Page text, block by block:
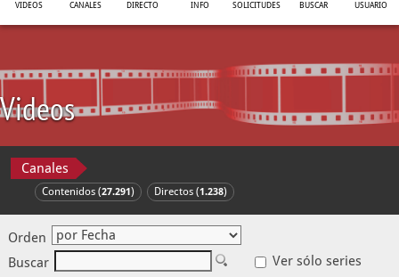
VIDEOS CANALES DIRECTO INFO SOLICITUDES BUSCAR USUARIO
Videos
Canales
Contenidos (27.291) Directos (1.238)
Orden
Buscar
Ver sólo series